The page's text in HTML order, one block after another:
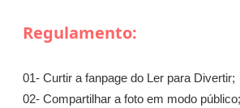
Regulamento:
01- Curtir a fanpage do Ler para Divertir;
02- Compartilhar a foto em modo público;